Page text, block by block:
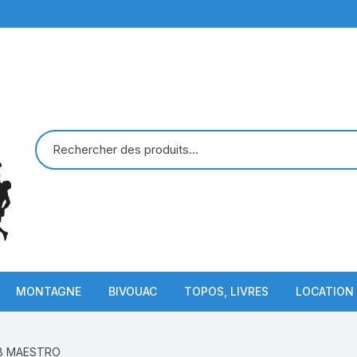
MONTAGNE BIVOUAC TOPOS, LIVRES LOCATION
MAESTRO